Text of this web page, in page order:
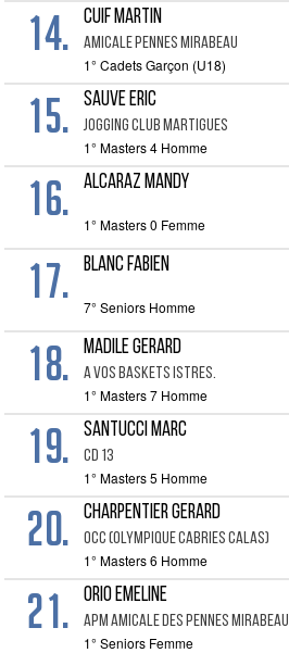
14. CUIF MARTIN
AMICALE PENNES MIRABEAU
1° Cadets Garçon (U18)
15. SAUVE ERIC
JOGGING CLUB MARTIGUES
1° Masters 4 Homme
16. ALCARAZ MANDY
1° Masters 0 Femme
17. BLANC FABIEN
7° Seniors Homme
18. MADILE GERARD
A VOS BASKETS ISTRES.
1° Masters 7 Homme
19. SANTUCCI MARC
CD 13
1° Masters 5 Homme
20. CHARPENTIER GERARD
OCC (OLYMPIQUE CABRIES CALAS)
1° Masters 6 Homme
21. ORIO EMELINE
APM AMICALE DES PENNES MIRABEAU
1° Seniors Femme